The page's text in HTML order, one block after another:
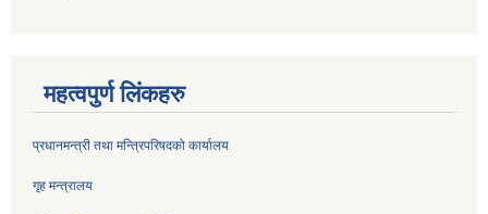
महत्वपुर्ण लिंकहरु
प्रधानमन्त्री तथा मन्त्रिपरिषदको कार्यालय
गृह मन्त्रालय